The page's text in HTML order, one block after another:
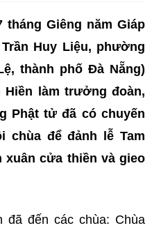
tháng Giêng năm Giáp
Huy Liệu, phường
thành phố Đà Nẵng)
làm trưởng đoàn,
Phật tử đã có chuyến
chùa để đảnh lễ Tam
xuân cửa thiền và gieo
đã đến các chùa: Chùa